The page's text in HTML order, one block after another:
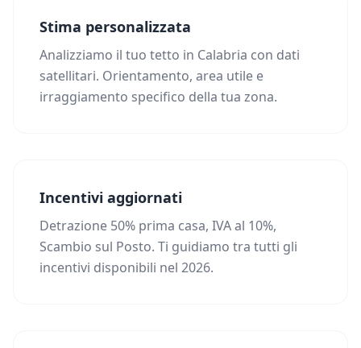
Stima personalizzata
Analizziamo il tuo tetto in Calabria con dati
satellitari. Orientamento, area utile e
irraggiamento specifico della tua zona.
Incentivi aggiornati
Detrazione 50% prima casa, IVA al 10%,
Scambio sul Posto. Ti guidiamo tra tutti gli
incentivi disponibili nel 2026.